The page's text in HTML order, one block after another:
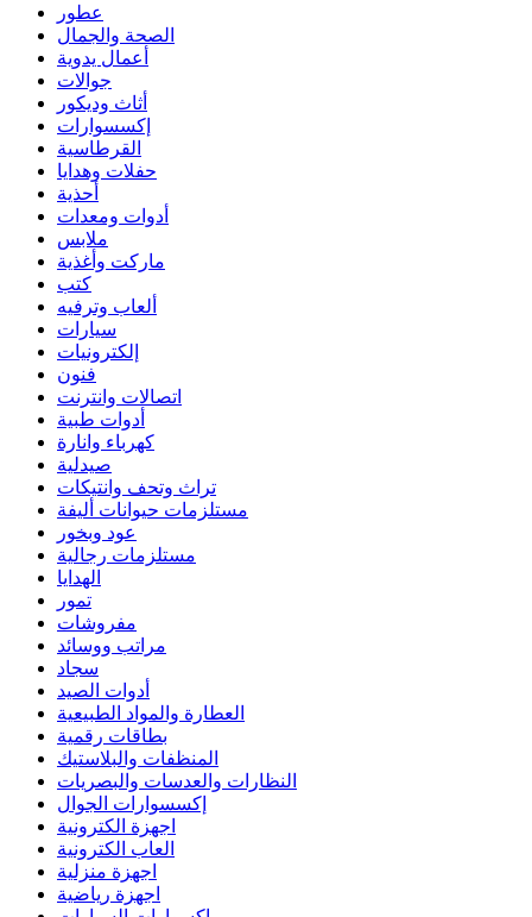
عطور
الصحة والجمال
أعمال يدوية
جوالات
أثاث وديكور
إكسسوارات
القرطاسية
حفلات وهدايا
أحذية
أدوات ومعدات
ملابس
ماركت وأغذية
كتب
ألعاب وترفيه
سيارات
إلكترونيات
فنون
اتصالات وانترنت
أدوات طبية
كهرباء وانارة
صيدلية
تراث وتحف وانتيكات
مستلزمات حيوانات أليفة
عود وبخور
مستلزمات رجالية
الهدايا
تمور
مفروشات
مراتب ووسائد
سجاد
أدوات الصيد
العطارة والمواد الطبيعية
بطاقات رقمية
المنظفات والبلاستيك
النظارات والعدسات والبصريات
إكسسوارات الجوال
اجهزة الكترونية
العاب الكترونية
اجهزة منزلية
اجهزة رياضية